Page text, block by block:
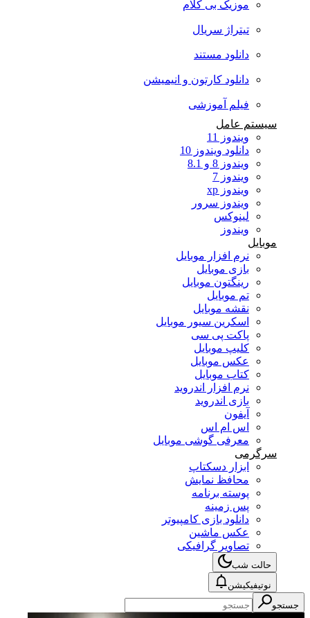
موزیک بی کلام
تیتراژ سریال
دانلود مستند
دانلود کارتون و انیمیشن
فیلم آموزشی
سیستم عامل
ویندوز 11
دانلود ویندوز 10
ویندوز 8 و 8.1
ویندوز 7
ویندوز xp
ویندوز سرور
لینوکس
ویندوز
موبایل
نرم افزار موبایل
بازی موبایل
رینگتون موبایل
تم موبایل
نقشه موبایل
اسکرین سیور موبایل
پاکت پی سی
کلیپ موبایل
عکس موبایل
کتاب موبایل
نرم افزار اندروید
بازی اندروید
آیفون
اس ام اس
معرفی گوشی موبایل
سرگرمی
ابزار دسکتاپ
محافظ نمایش
پوسته برنامه
پس زمینه
دانلود بازی کامپیوتر
عکس ماشین
تصاویر گرافیکی
حالت شب
نوتیفیکیشن
جستجو